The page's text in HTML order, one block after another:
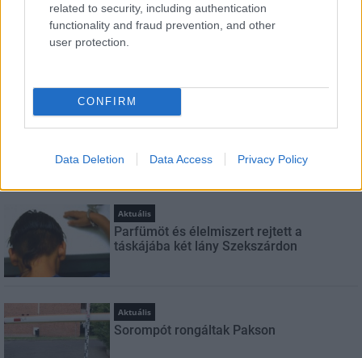
related to security, including authentication
functionality and fraud prevention, and other
user protection.
CONFIRM
Data Deletion Data Access Privacy Policy
FELIRATKOZÁS
Helyi hírek
A hőségben is védik a növényzetet
Aktuális
Parfümöt és élelmiszert rejtett a
táskájába két lány Szekszárdon
Aktuális
Sorompót rongáltak Pakson